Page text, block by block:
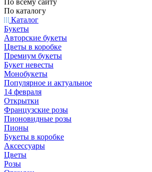
По всему сайту
По каталогу
Каталог
Букеты
Авторские букеты
Цветы в коробке
Премиум букеты
Букет невесты
Монобукеты
Популярное и актуальное
14 февраля
Открытки
Французские розы
Пионовидные розы
Пионы
Букеты в коробке
Аксессуары
Цветы
Розы